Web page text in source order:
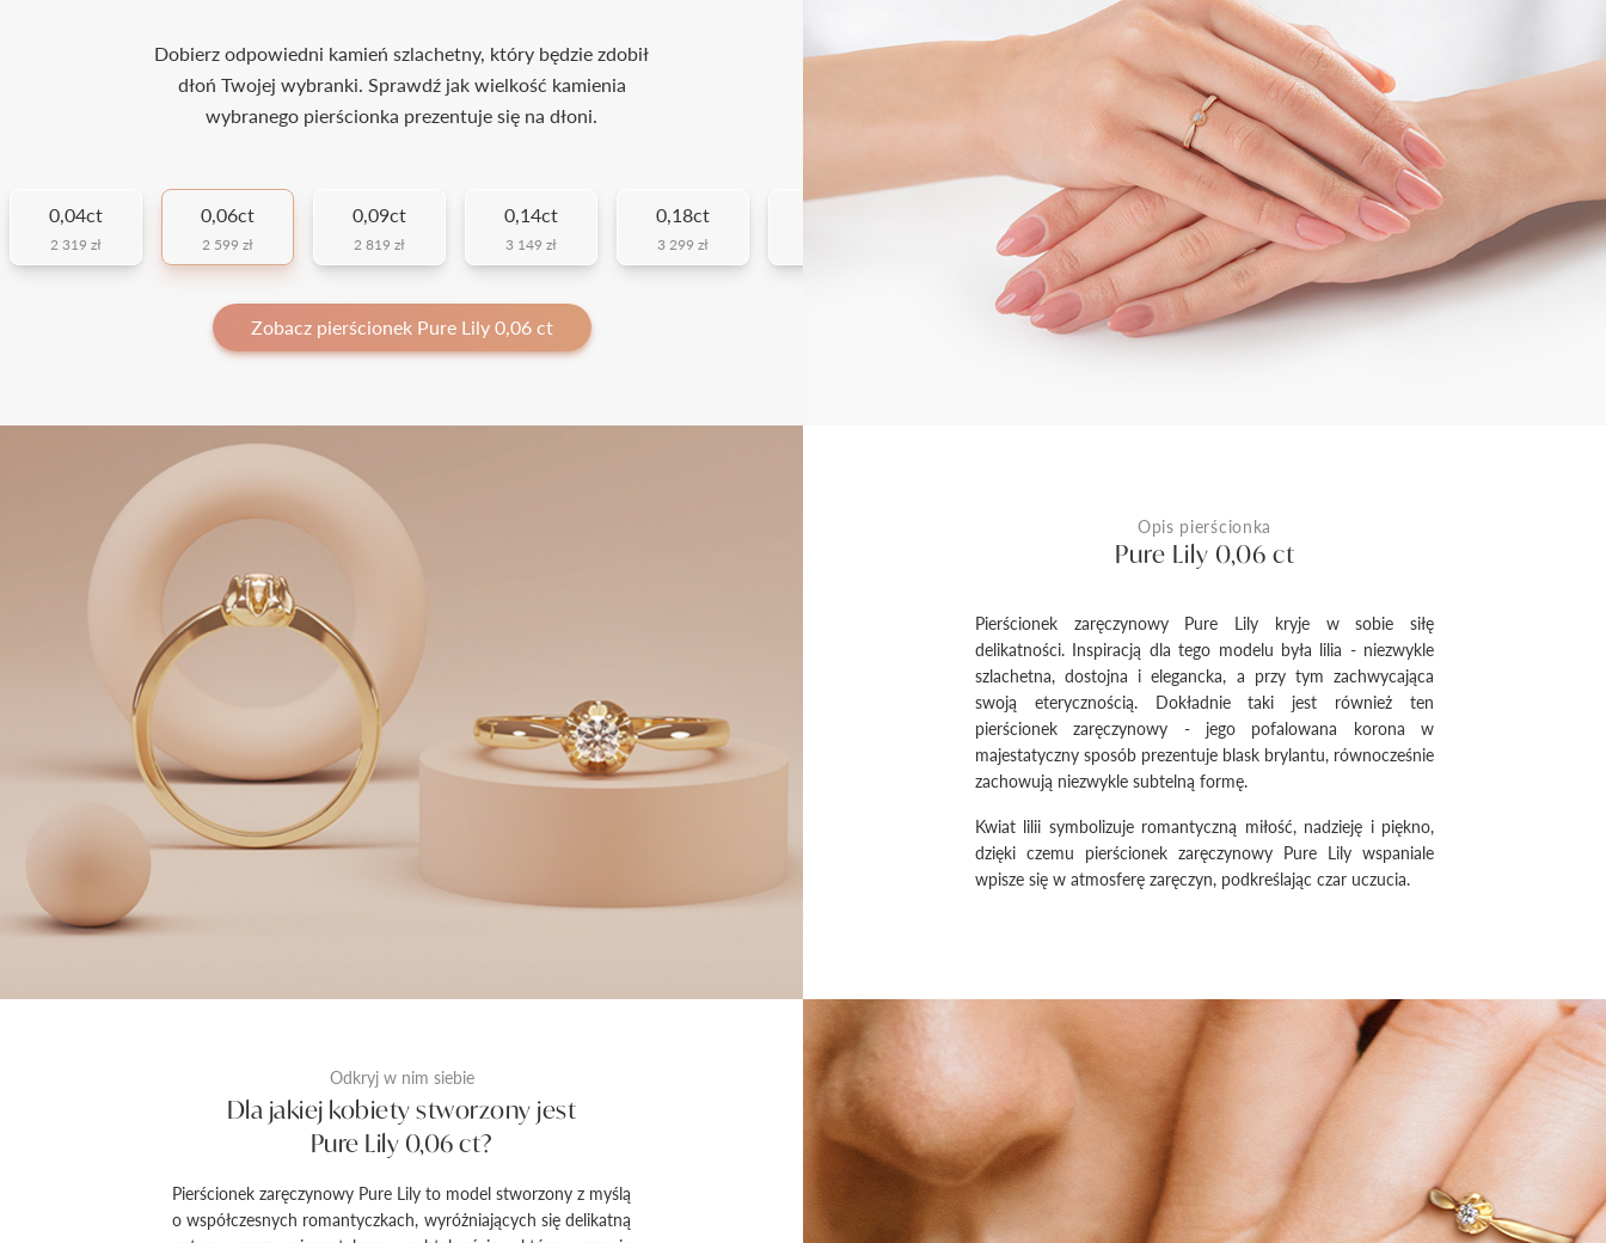
Dobierz odpowiedni kamień szlachetny, który będzie zdobił
dłoń Twojej wybranki. Sprawdź jak wielkość kamienia
wybranego pierścionka prezentuje się na dłoni.
0,04ct
2 319 zł
0,06ct
2 599 zł
0,09ct
2 819 zł
0,14ct
3 149 zł
0,18ct
3 299 zł
Zobacz pierścionek Pure Lily 0,06 ct
Opis pierścionka
Pure Lily 0,06 ct
Pierścionek zaręczynowy Pure Lily kryje w sobie siłę
delikatności. Inspiracją dla tego modelu była lilia - niezwykle
szlachetna, dostojna i elegancka, a przy tym zachwycająca
swoją eterycznością. Dokładnie taki jest również ten
pierścionek zaręczynowy - jego pofalowana korona w
majestatyczny sposób prezentuje blask brylantu, równocześnie
zachowują niezwykle subtelną formę.
Kwiat lilii symbolizuje romantyczną miłość, nadzieję i piękno,
dzięki czemu pierścionek zaręczynowy Pure Lily wspaniale
wpisze się w atmosferę zaręczyn, podkreślając czar uczucia.
Odkryj w nim siebie
Dla jakiej kobiety stworzony jest
Pure Lily 0,06 ct?
Pierścionek zaręczynowy Pure Lily to model stworzony z myślą
o współczesnych romantyczkach, wyróżniających się delikatną